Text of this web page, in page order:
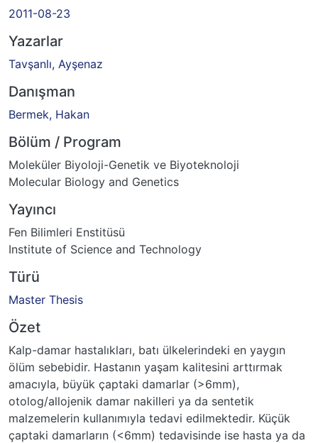
2011-08-23
Yazarlar
Tavşanlı, Ayşenaz
Danışman
Bermek, Hakan
Bölüm / Program
Moleküler Biyoloji-Genetik ve Biyoteknoloji
Molecular Biology and Genetics
Yayıncı
Fen Bilimleri Enstitüsü
Institute of Science and Technology
Türü
Master Thesis
Özet
Kalp-damar hastalıkları, batı ülkelerindeki en yaygın
ölüm sebebidir. Hastanın yaşam kalitesini arttırmak
amacıyla, büyük çaptaki damarlar (>6mm),
otolog/allojenik damar nakilleri ya da sentetik
malzemelerin kullanımıyla tedavi edilmektedir. Küçük
çaptaki damarların (<6mm) tedavisinde ise hasta ya da